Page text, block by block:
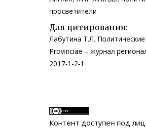
просветители
Для цитирования:
Лабутина Т.Л.
Provinciae – журнал
2017-1-2-1
Контент доступен под